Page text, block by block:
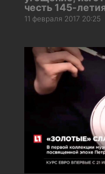
честь 145-
11 февраля 2017 20:25